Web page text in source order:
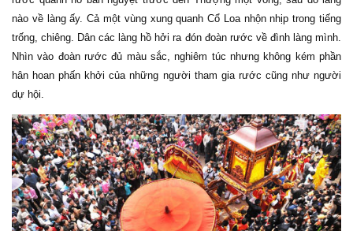
nào về làng ấy. Cả một vùng xung quanh Cổ Loa nhộn nhịp trong tiếng
trống, chiêng. Dân các làng hồ hởi ra đón đoàn rước về đình làng mình.
Nhìn vào đoàn rước đủ màu sắc, nghiêm túc nhưng không kém phần
hân hoan phấn khởi của những người tham gia rước cũng như người
dự hội.